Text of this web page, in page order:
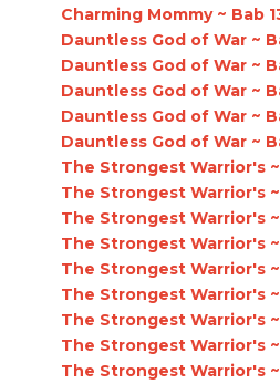
Charming Mommy ~ Bab
Dauntless God of War ~
Dauntless God of War ~
Dauntless God of War ~
Dauntless God of War ~
Dauntless God of War ~
The Strongest Warrior's
The Strongest Warrior's
The Strongest Warrior's
The Strongest Warrior's
The Strongest Warrior's
The Strongest Warrior's
The Strongest Warrior's
The Strongest Warrior's
The Strongest Warrior's